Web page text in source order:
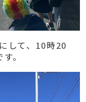
して、10時20
。